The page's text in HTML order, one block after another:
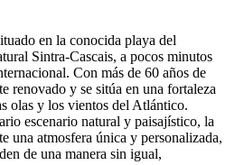
en la conocida playa del
Sintra-Cascais, a pocos minutos
Con más de 60 años de
renovado y se sitúa en una fortaleza
olas y los vientos del Atlántico.
escenario natural y paisajístico, la
una atmosfera única y personalizada,
de una manera sin igual,